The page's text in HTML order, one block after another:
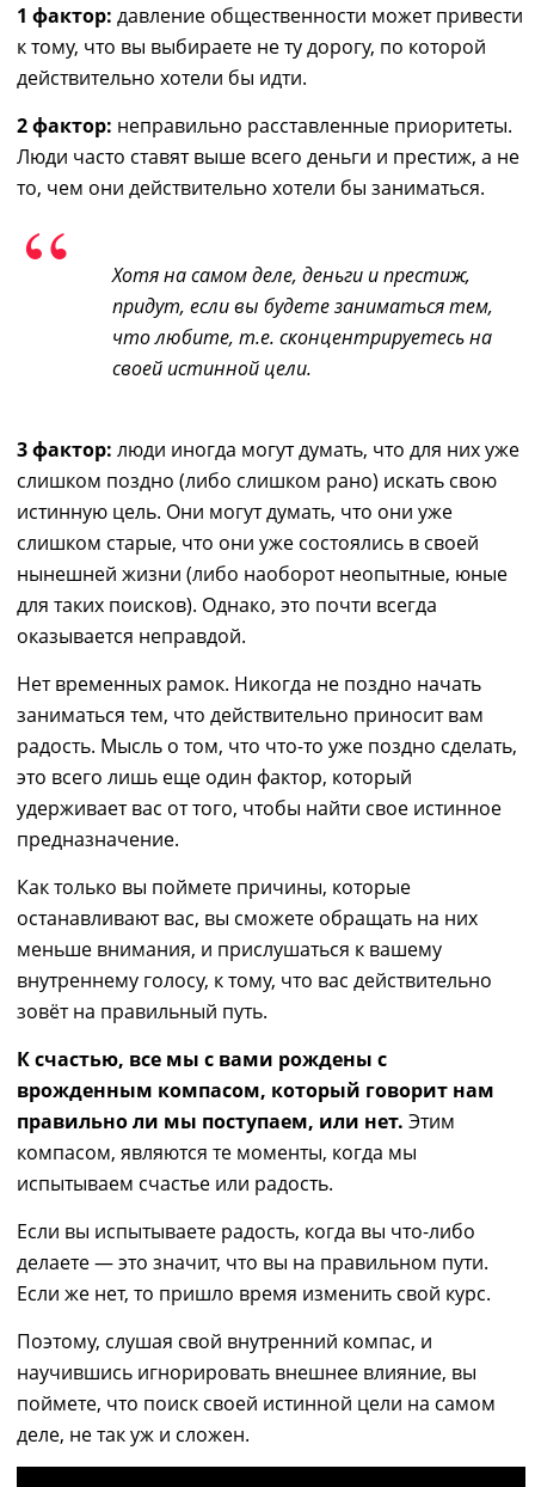
1 фактор: давление общественности может привести
к тому, что вы выбираете не ту дорогу, по которой
действительно хотели бы идти.
2 фактор: неправильно расставленные приоритеты.
Люди часто ставят выше всего деньги и престиж, а не
то, чем они действительно хотели бы заниматься.
Хотя на самом деле, деньги и престиж,
придут, если вы будете заниматься тем,
что любите, т.е. сконцентрируетесь на
своей истинной цели.
3 фактор: люди иногда могут думать, что для них уже
слишком поздно (либо слишком рано) искать свою
истинную цель. Они могут думать, что они уже
слишком старые, что они уже состоялись в своей
нынешней жизни (либо наоборот неопытные, юные
для таких поисков). Однако, это почти всегда
оказывается неправдой.
Нет временных рамок. Никогда не поздно начать
заниматься тем, что действительно приносит вам
радость. Мысль о том, что что-то уже поздно сделать,
это всего лишь еще один фактор, который
удерживает вас от того, чтобы найти свое истинное
предназначение.
Как только вы поймете причины, которые
останавливают вас, вы сможете обращать на них
меньше внимания, и прислушаться к вашему
внутреннему голосу, к тому, что вас действительно
зовёт на правильный путь.
К счастью, все мы с вами рождены с
врожденным компасом, который говорит нам
правильно ли мы поступаем, или нет. Этим
компасом, являются те моменты, когда мы
испытываем счастье или радость.
Если вы испытываете радость, когда вы что-либо
делаете — это значит, что вы на правильном пути.
Если же нет, то пришло время изменить свой курс.
Поэтому, слушая свой внутренний компас, и
научившись игнорировать внешнее влияние, вы
поймете, что поиск своей истинной цели на самом
деле, не так уж и сложен.